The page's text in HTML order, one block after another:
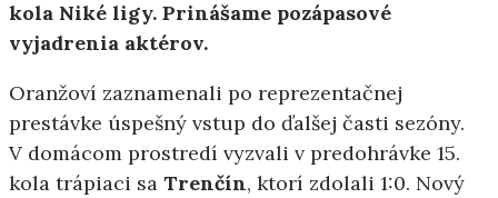
kola Niké ligy. Prinášame pozápasové
vyjadrenia aktérov.
Oranžoví zaznamenali po reprezentačnej
prestávke úspešný vstup do ďalšej časti sezóny.
V domácom prostredí vyzvali v predohrávke 15.
kola trápiaci sa Trenčín, ktorí zdolali 1:0. Nový